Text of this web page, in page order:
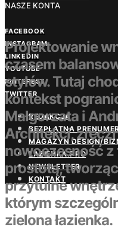
NASZE KONTA
FACEBOOK
INSTAGRAM
LINKEDIN
YOUTUBE
PINTEREST
TWITTER
REDAKCJA
BEZPŁATNA
MAGAZYN DESIGN/
ŁAZIENKA.PRO
NEWSLETTER
KONTAKT
Projektowanie
czasem
stylów. Tutaj
kontekst
Małgorzata i
Architekci,
nowoczesność z
prostotą,
przytulne
którym
zielona łazienka.